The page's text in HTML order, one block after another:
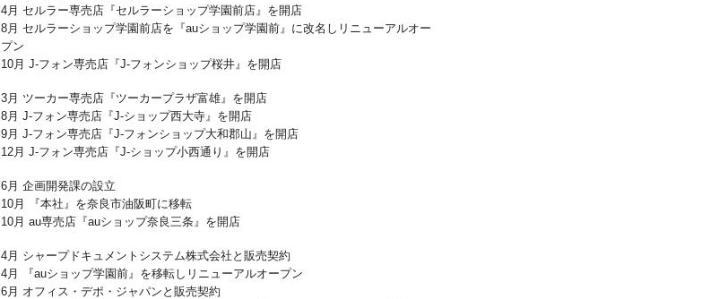
4月 セルラー専売店『セルラーショップ学園前店』を開店
8月 セルラーショップ学園前店を『auショップ学園前』に改名しリニューアルオー
プン
10月 J-フォン専売店『J-フォンショップ桜井』を開店
3月 ツーカー専売店『ツーカープラザ富雄』を開店
8月 J-フォン専売店『J-ショップ西大寺』を開店
9月 J-フォン専売店『J-フォンショップ大和郡山』を開店
12月 J-フォン専売店『J-ショップ小西通り』を開店
6月 企画開発課の設立
10月 『本社』を奈良市油阪町に移転
10月 au専売店『auショップ奈良三条』を開店
4月 シャープドキュメントシステム株式会社と販売契約
4月 『auショップ学園前』を移転しリニューアルオープン
6月 オフィス・デポ・ジャパンと販売契約